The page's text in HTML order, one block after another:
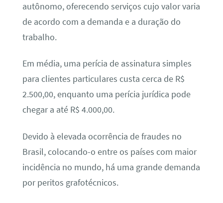
autônomo, oferecendo serviços cujo valor varia
de acordo com a demanda e a duração do
trabalho.
Em média, uma perícia de assinatura simples
para clientes particulares custa cerca de R$
2.500,00, enquanto uma perícia jurídica pode
chegar a até R$ 4.000,00.
Devido à elevada ocorrência de fraudes no
Brasil, colocando-o entre os países com maior
incidência no mundo, há uma grande demanda
por peritos grafotécnicos.